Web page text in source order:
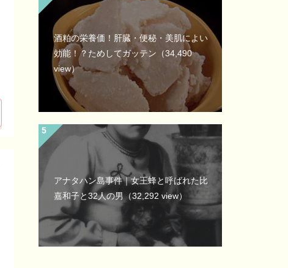
酒粕の栄養価！肝臓・便秘・美肌によい
効能！？ためしてガッテン （34,490
view）
アナタハン島事件｜女王蜂と呼ばれた比
嘉和子と32人の男（32,292 view）